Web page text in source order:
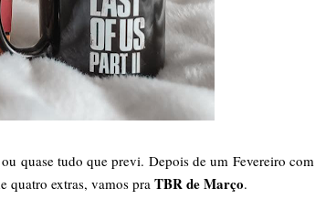
quase tudo que previ. Depois de um Fevereiro com
quatro extras, vamos pra TBR de Março.